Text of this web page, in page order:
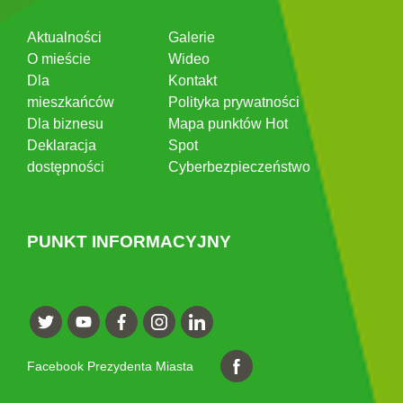
Aktualności
O mieście
Dla
mieszkańców
Dla biznesu
Deklaracja
dostępności
Galerie
Wideo
Kontakt
Polityka prywatności
Mapa punktów Hot
Spot
Cyberbezpieczeństwo
PUNKT INFORMACYJNY
Facebook Prezydenta Miasta